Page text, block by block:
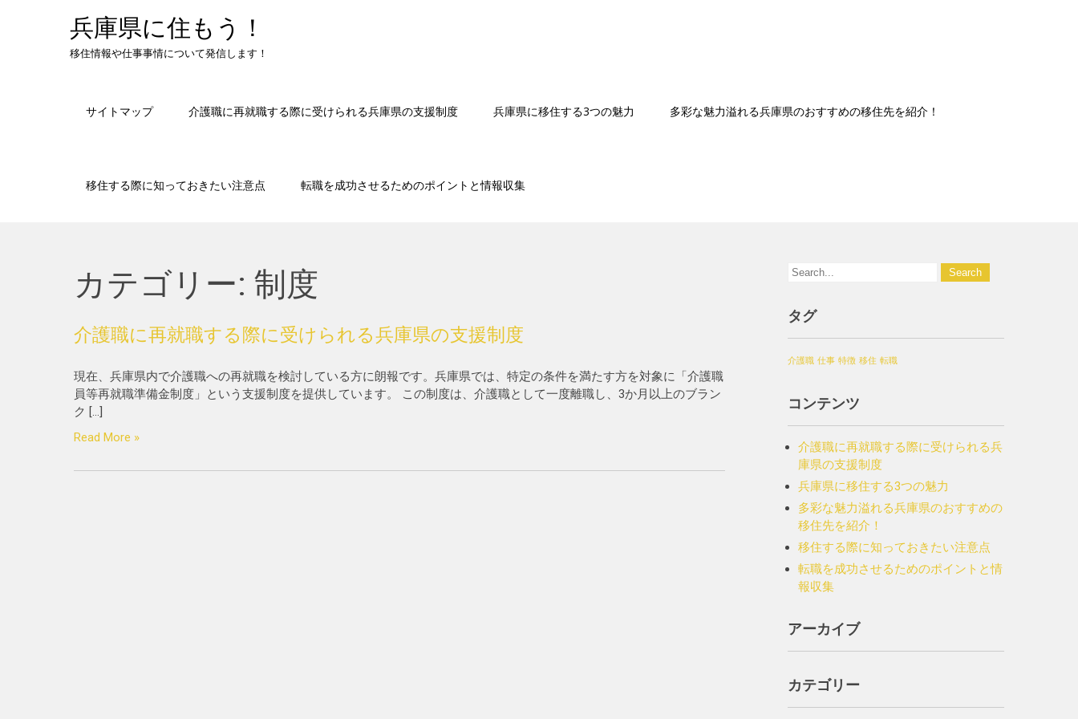
兵庫県に住もう！
移住情報や仕事事情について発信します！
サイトマップ 介護職に再就職する際に受けられる兵庫県の支援制度 兵庫県に移住する3つの魅力 多彩な魅力溢れる兵庫県のおすすめの移住先を紹介！
移住する際に知っておきたい注意点 転職を成功させるためのポイントと情報収集
カテゴリー: 制度
介護職に再就職する際に受けられる兵庫県の支援制度
現在、兵庫県内で介護職への再就職を検討している方に朗報です。兵庫県では、特定の条件を満たす方を対象に「介護職
員等再就職準備金制度」という支援制度を提供しています。 この制度は、介護職として一度離職し、3か月以上のブラン
ク […]
Read More »
タグ
介護職 仕事 特徴 移住 転職
コンテンツ
介護職に再就職する際に受けられる兵
庫県の支援制度
兵庫県に移住する3つの魅力
多彩な魅力溢れる兵庫県のおすすめの
移住先を紹介！
移住する際に知っておきたい注意点
転職を成功させるためのポイントと情
報収集
アーカイブ
カテゴリー